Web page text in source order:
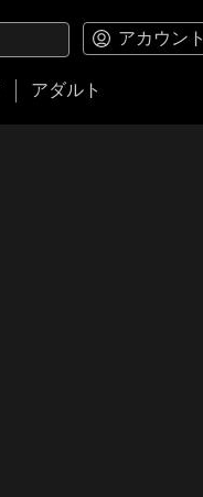
アカウント
アダルト